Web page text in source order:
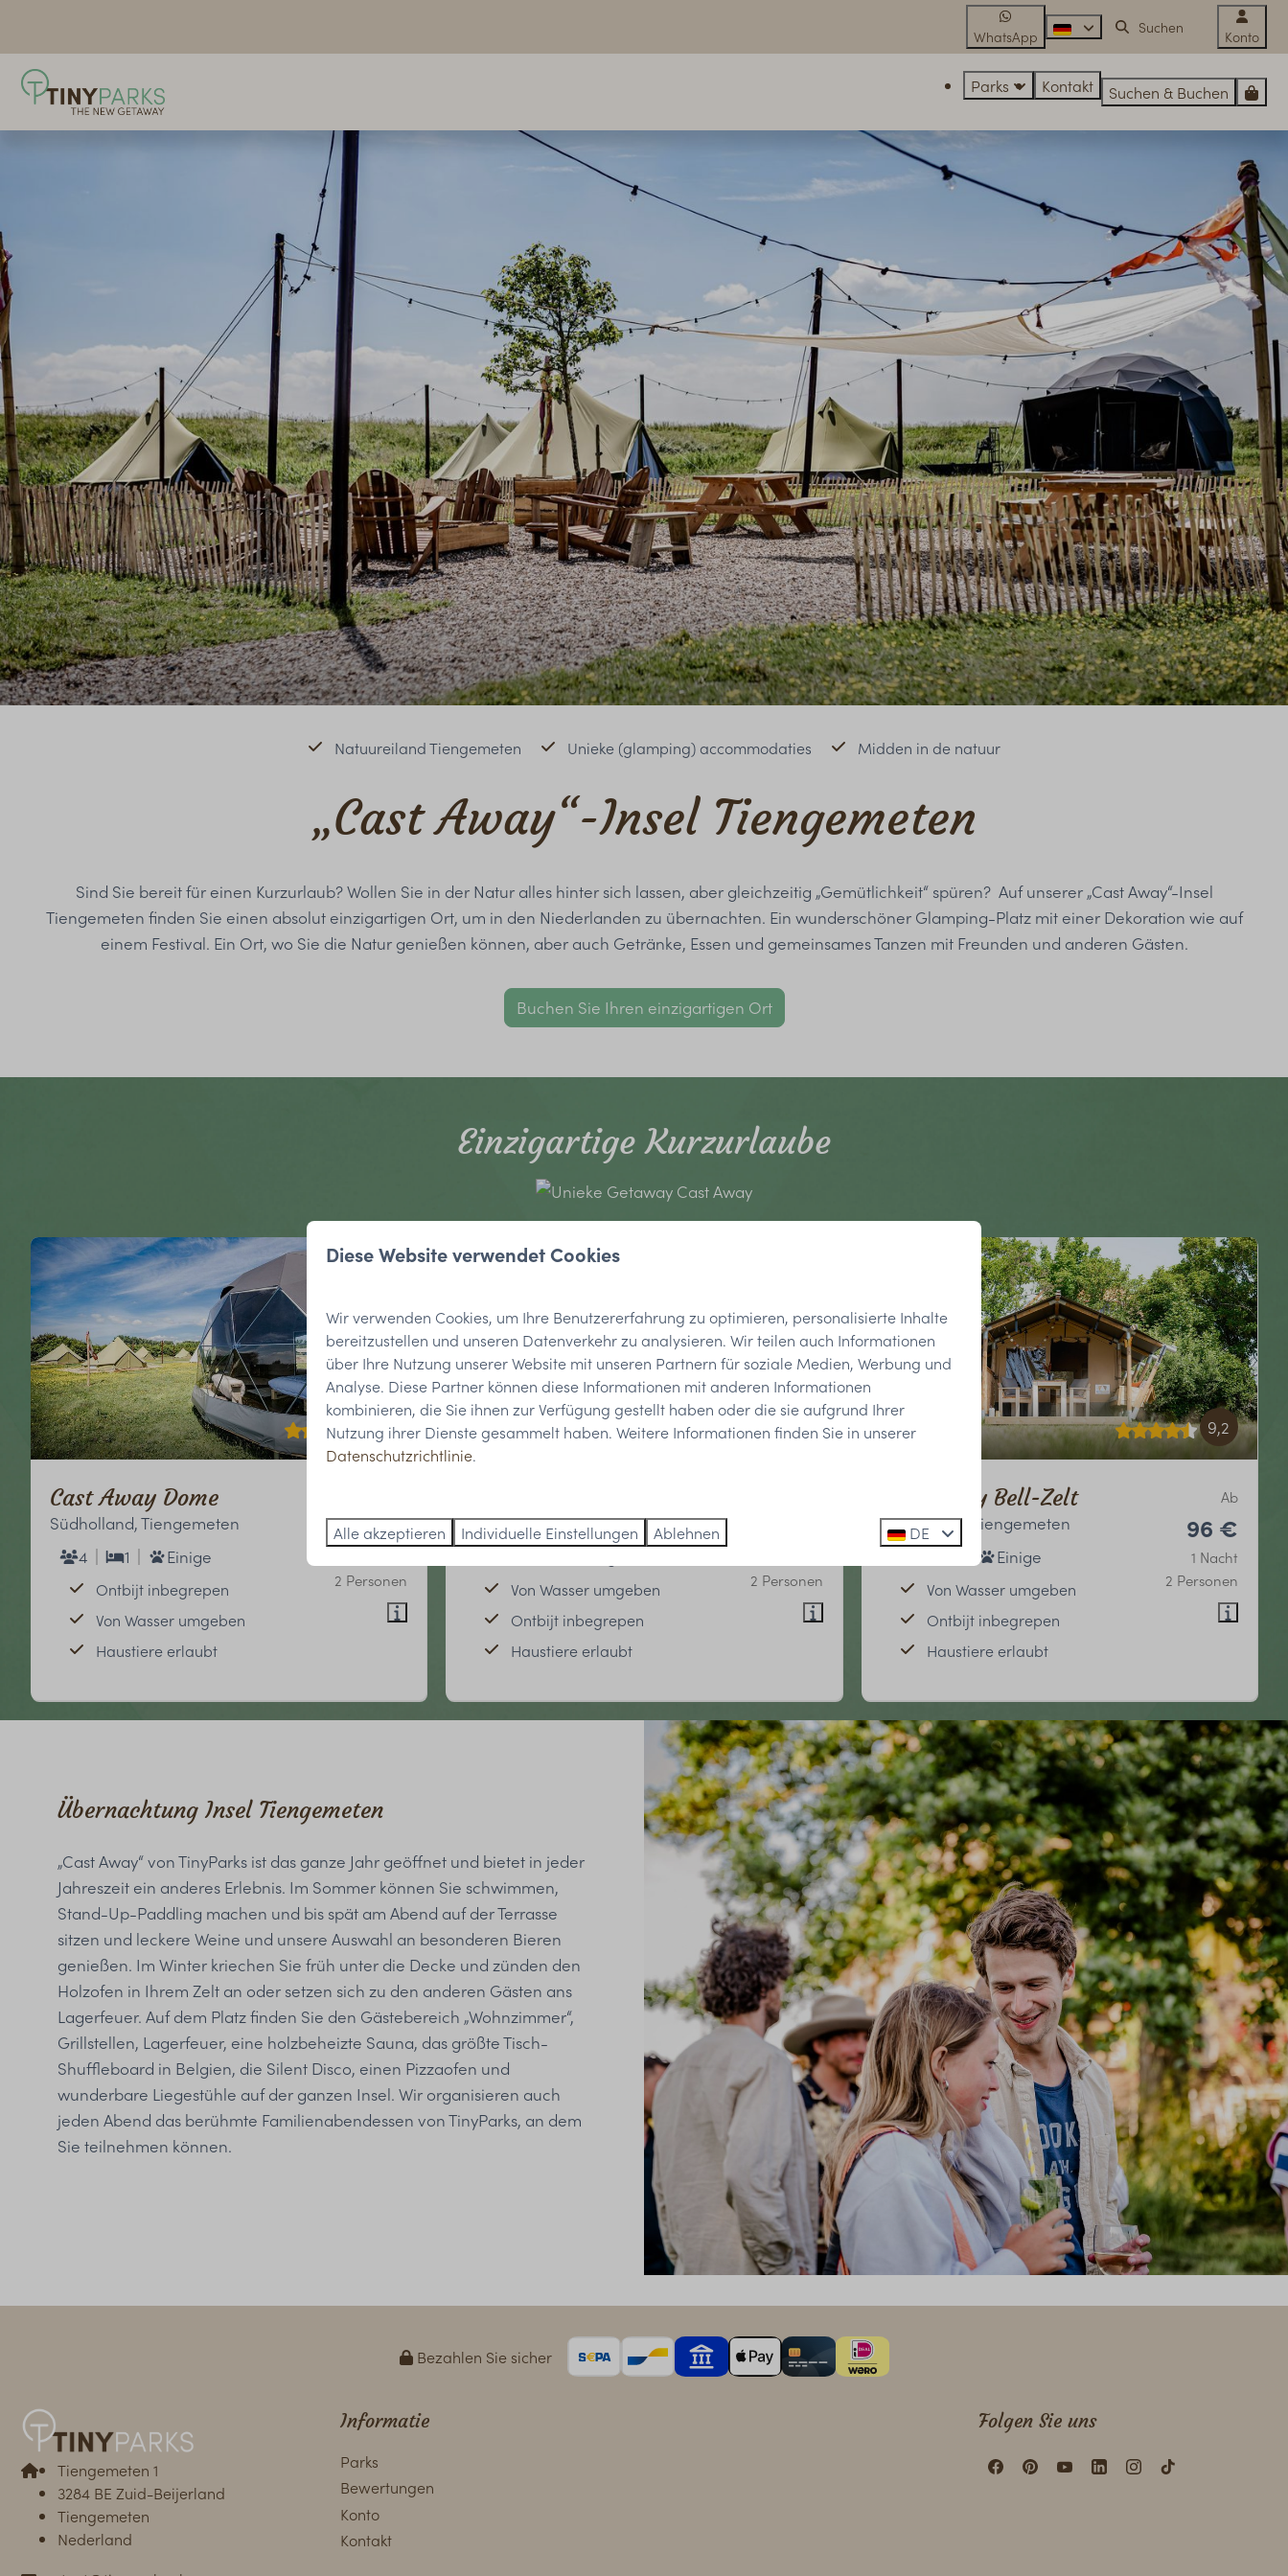
WhatsApp Konto
Parks Kontakt Suchen & Buchen
Natuureiland Tiengemeten Unieke (glamping) accommodaties Midden in de natuur
„Cast Away“-Insel Tiengemeten
Sind Sie bereit für einen Kurzurlaub? Wollen Sie in der Natur alles hinter sich lassen, aber gleichzeitig „Gemütlichkeit“ spüren? Auf unserer „Cast Away“-Insel
Tiengemeten finden Sie einen absolut einzigartigen Ort, um in den Niederlanden zu übernachten. Ein wunderschöner Glamping-Platz mit einer Dekoration wie auf
einem Festival. Ein Ort, wo Sie die Natur genießen können, aber auch Getränke, Essen und gemeinsames Tanzen mit Freunden und anderen Gästen.
Buchen Sie Ihren einzigartigen Ort
Einzigartige Kurzurlaube
9,3
147 €
2 Personen
Cast Away Dome
Südholland, Tiengemeten
4
1 Einige
Ontbijt inbegrepen
Von Wasser umgeben
Haustiere erlaubt
9,3
2 Personen
Südholland, Tiengemeten
Von Wasser umgeben
Ontbijt inbegrepen
Haustiere erlaubt
9,2
Ab
96 €
1 Nacht
2 Personen
Cast Away Bell-Zelt
Südholland, Tiengemeten
Einige
Von Wasser umgeben
Ontbijt inbegrepen
Haustiere erlaubt
Übernachtung Insel Tiengemeten
„Cast Away“ von TinyParks ist das ganze Jahr geöffnet und bietet in jeder
Jahreszeit ein anderes Erlebnis. Im Sommer können Sie schwimmen,
Stand-Up-Paddling machen und bis spät am Abend auf der Terrasse
sitzen und leckere Weine und unsere Auswahl an besonderen Bieren
genießen. Im Winter kriechen Sie früh unter die Decke und zünden den
Holzofen in Ihrem Zelt an oder setzen sich zu den anderen Gästen ans
Lagerfeuer. Auf dem Platz finden Sie den Gästebereich „Wohnzimmer“,
Grillstellen, Lagerfeuer, eine holzbeheizte Sauna, das größte Tisch-
Shuffleboard in Belgien, die Silent Disco, einen Pizzaofen und
wunderbare Liegestühle auf der ganzen Insel. Wir organisieren auch
jeden Abend das berühmte Familienabendessen von TinyParks, an dem
Sie teilnehmen können.
Bezahlen Sie sicher
Tiengemeten 1
3284 BE Zuid-Beijerland
Tiengemeten
Nederland
Informatie
Parks
Bewertungen
Konto
Kontakt
Folgen Sie uns
Diese Website verwendet Cookies
Wir verwenden Cookies, um Ihre Benutzererfahrung zu optimieren, personalisierte Inhalte
bereitzustellen und unseren Datenverkehr zu analysieren. Wir teilen auch Informationen
über Ihre Nutzung unserer Website mit unseren Partnern für soziale Medien, Werbung und
Analyse. Diese Partner können diese Informationen mit anderen Informationen
kombinieren, die Sie ihnen zur Verfügung gestellt haben oder die sie aufgrund Ihrer
Nutzung ihrer Dienste gesammelt haben. Weitere Informationen finden Sie in unserer
Datenschutzrichtlinie.
Alle akzeptieren Individuelle Einstellungen Ablehnen DE